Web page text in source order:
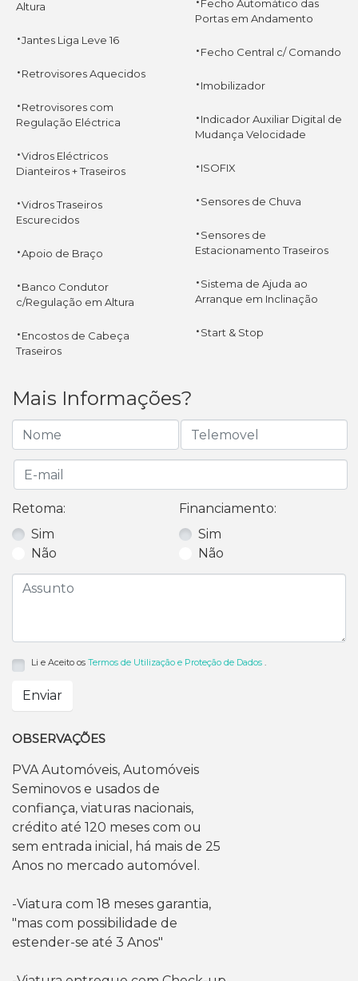
Altura
·Jantes Liga Leve 16
·Retrovisores Aquecidos
·Retrovisores com
Regulação Eléctrica
·Vidros Eléctricos
Dianteiros + Traseiros
·Vidros Traseiros
Escurecidos
·Apoio de Braço
·Banco Condutor
c/Regulação em Altura
·Encostos de Cabeça
Traseiros
Fecho Automático das
Portas em Andamento
·Fecho Central c/ Comando
·Imobilizador
·Indicador Auxiliar Digital de
Mudança Velocidade
·ISOFIX
·Sensores de Chuva
·Sensores de
Estacionamento Traseiros
·Sistema de Ajuda ao
Arranque em Inclinação
·Start & Stop
Mais Informações?
Retoma:
Sim
Não
Financiamento:
Sim
Não
Li e Aceito os Termos de Utilização e Proteção de Dados .
Enviar
OBSERVAÇÕES
PVA Automóveis, Automóveis
Seminovos e usados de
confiança, viaturas nacionais,
crédito até 120 meses com ou
sem entrada inicial, há mais de 25
Anos no mercado automóvel.
-Viatura com 18 meses garantia,
"mas com possibilidade de
estender-se até 3 Anos"